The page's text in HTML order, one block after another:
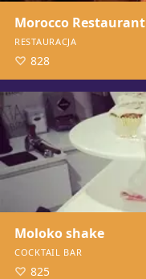
Morocco Restaurant
RESTAURACJA
828
Moloko shake
COCKTAIL BAR
825